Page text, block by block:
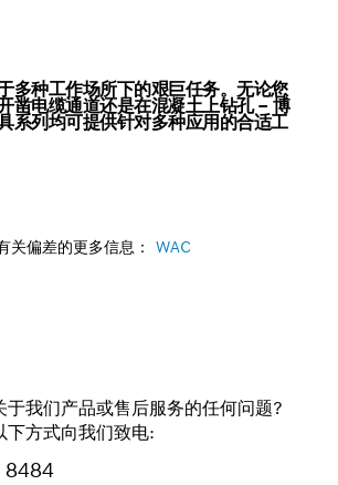
多种工作场所下的艰巨任务。无论您
凿电缆通道还是在混凝土上钻孔 – 博
系列均可提供针对多种应用的合适工
关偏差的更多信息： WAC
于我们产品或售后服务的任何问题?
下方式向我们致电: